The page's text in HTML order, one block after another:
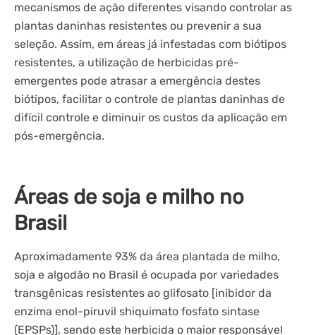
mecanismos de ação diferentes visando controlar as
plantas daninhas resistentes ou prevenir a sua
seleção. Assim, em áreas já infestadas com biótipos
resistentes, a utilização de herbicidas pré-
emergentes pode atrasar a emergência destes
biótipos, facilitar o controle de plantas daninhas de
difícil controle e diminuir os custos da aplicação em
pós-emergência.
Áreas de soja e milho no
Brasil
Aproximadamente 93% da área plantada de milho,
soja e algodão no Brasil é ocupada por variedades
transgênicas resistentes ao glifosato [inibidor da
enzima enol-piruvil shiquimato fosfato sintase
(EPSPs)], sendo este herbicida o maior responsável